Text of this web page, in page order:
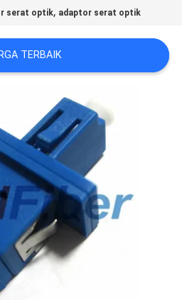
serat optik, adaptor serat optik
TERBAIK